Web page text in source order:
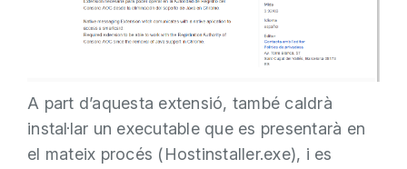
A part d’aquesta extensió, també caldrà
instal·lar un executable que es presentarà en
el mateix procés (Hostinstaller.exe), i es